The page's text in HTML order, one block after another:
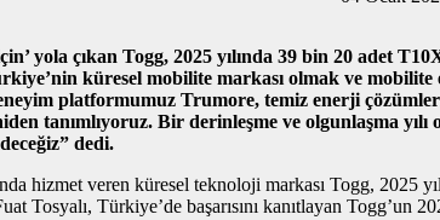
yola çıkan Togg, 2025 yılında 39 bin 20 adet
küresel mobilite markası olmak ve
platformumuz Trumore, temiz enerji
tanımlıyoruz. Bir derinleşme ve olgunlaşma
dedi.
hizmet veren küresel teknoloji markası Togg, 2025
Tosyalı, Türkiye’de başarısını kanıtlayan Togg’un